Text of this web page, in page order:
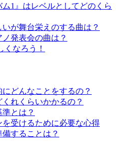
1』はレベルとしてどのくら
が舞台栄えのする曲は？
発表会の曲は？
くなろう！
どんなことをするの？
れくらいかかるの？
とは？
受けるために必要な心得
することは？